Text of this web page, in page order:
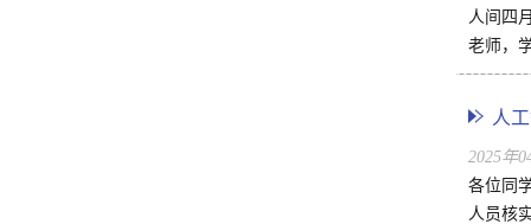
人间四
老师，
人
2025年
各位同
人员核